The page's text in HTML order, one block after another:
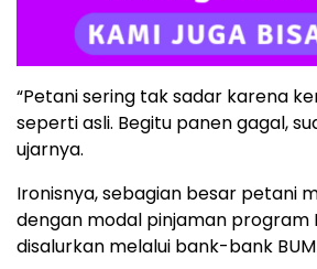
“Petani sering tak sadar karena
seperti asli. Begitu panen gagal,
ujarnya.
Ironisnya, sebagian besar petani
dengan modal pinjaman program
disalurkan melalui bank-bank